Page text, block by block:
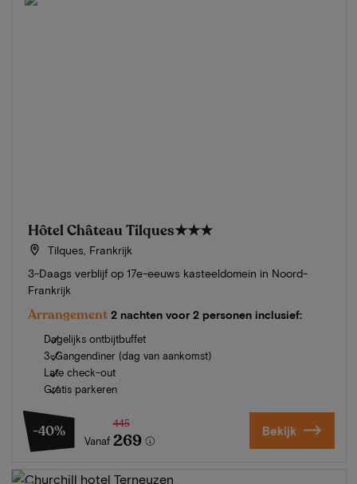
Hôtel Château Tilques★★★
Tilques, Frankrijk
3-Daags verblijf op 17e-eeuws kasteeldomein in Noord-
Frankrijk
Arrangement 2 nachten voor 2 personen inclusief:
Dagelijks ontbijtbuffet
3-Gangendiner (dag van aankomst)
Late check-out
Gratis parkeren
-40%
Vanaf
445
269 Bekijk